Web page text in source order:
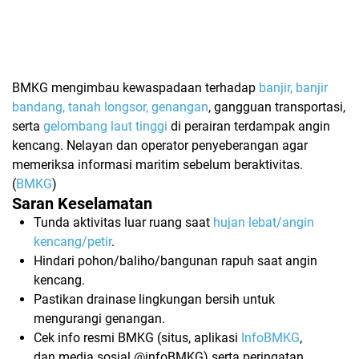
BMKG mengimbau kewaspadaan terhadap banjir, banjir
bandang, tanah longsor, genangan, gangguan transportasi,
serta gelombang laut tinggi di perairan terdampak angin
kencang. Nelayan dan operator penyeberangan agar
memeriksa informasi maritim sebelum beraktivitas.
(BMKG)
Saran Keselamatan
Tunda aktivitas luar ruang saat hujan lebat/angin
kencang/petir.
Hindari pohon/baliho/bangunan rapuh saat angin
kencang.
Pastikan drainase lingkungan bersih untuk
mengurangi genangan.
Cek info resmi BMKG (situs, aplikasi InfoBMKG,